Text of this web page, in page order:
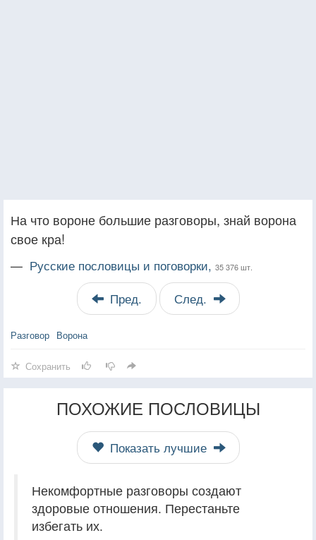
На что вороне большие разговоры, знай ворона
свое кра!
— Русские пословицы и поговорки, 35 376 шт.
Пред. След.
Разговор Ворона
Сохранить
ПОХОЖИЕ ПОСЛОВИЦЫ
Показать лучшие
Некомфортные разговоры создают
здоровые отношения. Перестаньте
избегать их.